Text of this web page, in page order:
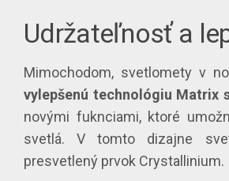
Udržateľnosť a
Mimochodom, svetlomety v
vylepšenú technológiu Matrix
novými fuknciami, ktoré
svetlá. V tomto dizajne
presvetlený prvok Crystallinium.